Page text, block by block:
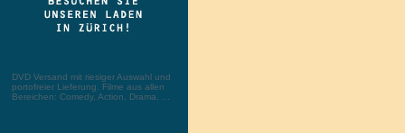
DVD Versand mit riesiger Auswahl und
portofreier Lieferung. Filme aus allen
Bereichen: Comedy, Action, Drama, ...